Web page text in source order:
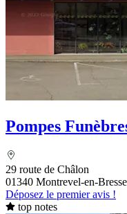
Pompes
29 route de Châlon
01340 Montrevel-en-Bresse
Déposez le premier avis !
top notes